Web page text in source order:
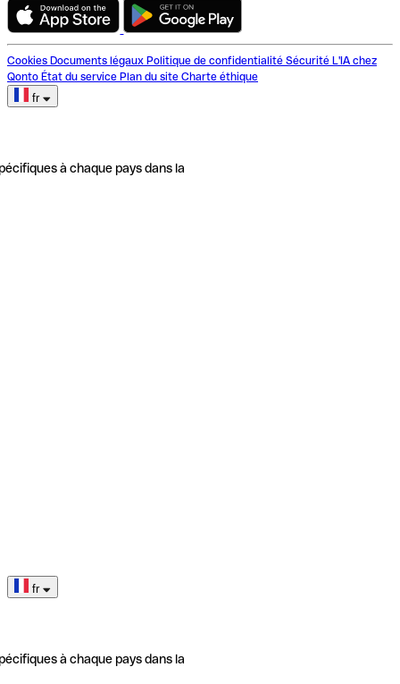
Cookies Documents légaux Politique de confidentialité Sécurité L'IA chez
Qonto État du service Plan du site Charte éthique
fr
à chaque pays dans la
fr
à chaque pays dans la